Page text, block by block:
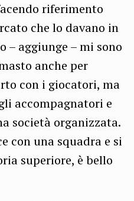
riferimento
che lo davano in
– aggiunge – mi sono
anche per
con i giocatori, ma
accompagnatori e
società organizzata.
con una squadra e si
superiore, è bello